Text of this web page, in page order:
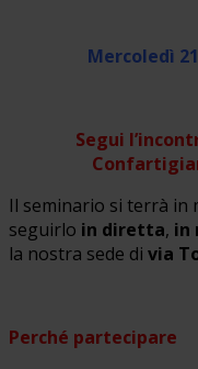
Mercoledì
Segui
Il seminario si terrà in
seguirlo in diretta, in
la nostra sede di via
Perché partecipare